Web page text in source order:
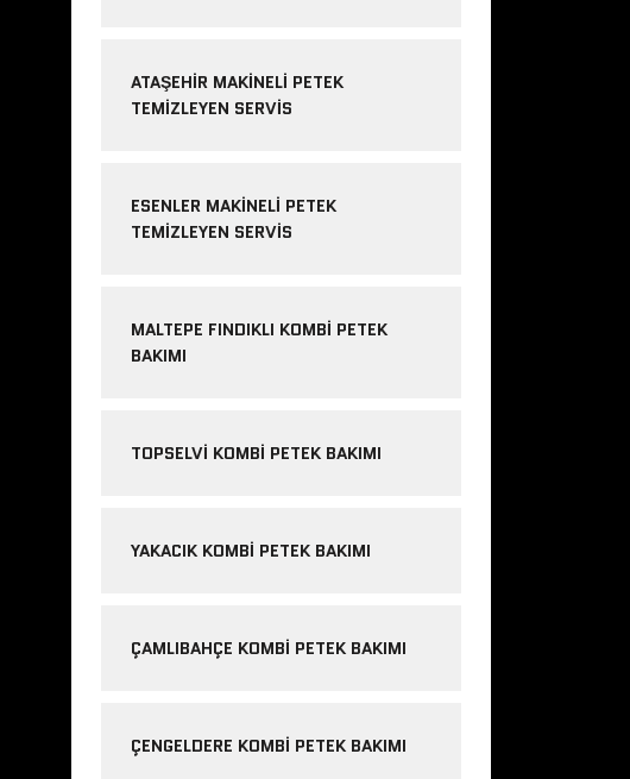
ATAŞEHIR MAKINELI PETEK
TEMIZLEYEN SERVIS
ESENLER MAKINELI PETEK
TEMIZLEYEN SERVIS
MALTEPE FINDIKLI KOMBI PETEK
BAKIMI
TOPSELVI KOMBI PETEK BAKIMI
YAKACIK KOMBI PETEK BAKIMI
ÇAMLIBAHÇE KOMBI PETEK BAKIMI
ÇENGELDERE KOMBI PETEK BAKIMI